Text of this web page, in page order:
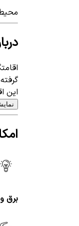
این
برق